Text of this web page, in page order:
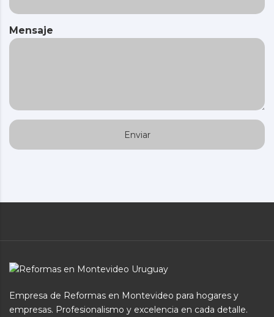
Mensaje
Empresa de Reformas en Montevideo para hogares y
empresas. Profesionalismo y excelencia en cada detalle.